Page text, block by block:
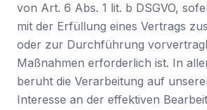
von Art. 6 Abs. 1 lit. b DSGVO,
mit der Erfüllung eines Vertrags
oder zur Durchführung
Maßnahmen erforderlich ist. In
beruht die Verarbeitung auf
Interesse an der effektiven